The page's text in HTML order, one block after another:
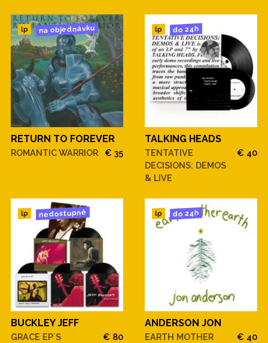
lp na objednávku
RETURN TO FOREVER
ROMANTIC WARRIOR € 35
lp do 24h
TALKING HEADS
TENTATIVE
DECISIONS: DEMOS
& LIVE
€ 40
lp nedostupné
BUCKLEY JEFF
GRACE EP´S € 80
lp do 24h
ANDERSON JON
EARTH MOTHER
€ 40